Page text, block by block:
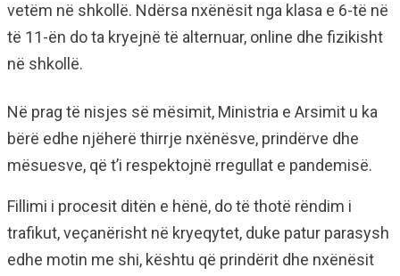
vetëm në shkollë. Ndërsa nxënësit nga klasa e 6-të në
të 11-ën do ta kryejnë të alternuar, online dhe fizikisht
në shkollë.
Në prag të nisjes së mësimit, Ministria e Arsimit u ka
bërë edhe njëherë thirrje nxënësve, prindërve dhe
mësuesve, që t’i respektojnë rregullat e pandemisë.
Fillimi i procesit ditën e hënë, do të thotë rëndim i
trafikut, veçanërisht në kryeqytet, duke patur parasysh
edhe motin me shi, kështu që prindërit dhe nxënësit